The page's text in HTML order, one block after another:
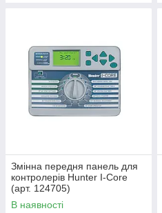
Змінна передня панель для
контролерів Hunter I-Core
(арт. 124705)
В наявності